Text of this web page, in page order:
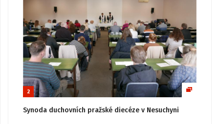
2
Synoda duchovních pražské diecéze v Nesuchyni